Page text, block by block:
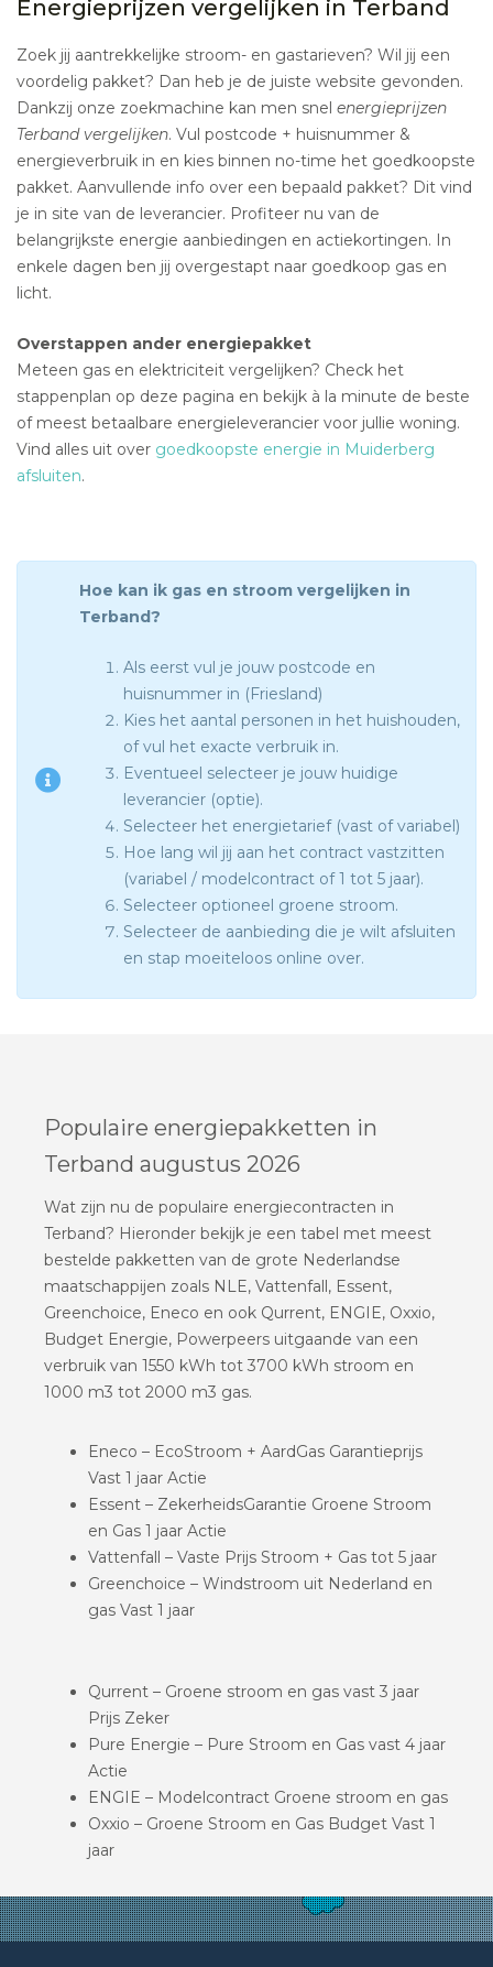
Energieprijzen vergelijken in Terband
Zoek jij aantrekkelijke stroom- en gastarieven? Wil jij een
voordelig pakket? Dan heb je de juiste website gevonden.
Dankzij onze zoekmachine kan men snel energieprijzen
Terband vergelijken. Vul postcode + huisnummer &
energieverbruik in en kies binnen no-time het goedkoopste
pakket. Aanvullende info over een bepaald pakket? Dit vind
je in site van de leverancier. Profiteer nu van de
belangrijkste energie aanbiedingen en actiekortingen. In
enkele dagen ben jij overgestapt naar goedkoop gas en
licht.
Overstappen ander energiepakket
Meteen gas en elektriciteit vergelijken? Check het
stappenplan op deze pagina en bekijk à la minute de beste
of meest betaalbare energieleverancier voor jullie woning.
Vind alles uit over goedkoopste energie in Muiderberg
afsluiten.
Hoe kan ik gas en stroom vergelijken in
Terband?
Als eerst vul je jouw postcode en
huisnummer in (Friesland)
Kies het aantal personen in het huishouden,
of vul het exacte verbruik in.
Eventueel selecteer je jouw huidige
leverancier (optie).
Selecteer het energietarief (vast of variabel)
Hoe lang wil jij aan het contract vastzitten
(variabel / modelcontract of 1 tot 5 jaar).
Selecteer optioneel groene stroom.
Selecteer de aanbieding die je wilt afsluiten
en stap moeiteloos online over.
Populaire energiepakketten in
Terband augustus 2026
Wat zijn nu de populaire energiecontracten in
Terband? Hieronder bekijk je een tabel met meest
bestelde pakketten van de grote Nederlandse
maatschappijen zoals NLE, Vattenfall, Essent,
Greenchoice, Eneco en ook Qurrent, ENGIE, Oxxio,
Budget Energie, Powerpeers uitgaande van een
verbruik van 1550 kWh tot 3700 kWh stroom en
1000 m3 tot 2000 m3 gas.
Eneco – EcoStroom + AardGas Garantieprijs
Vast 1 jaar Actie
Essent – ZekerheidsGarantie Groene Stroom
en Gas 1 jaar Actie
Vattenfall – Vaste Prijs Stroom + Gas tot 5 jaar
Greenchoice – Windstroom uit Nederland en
gas Vast 1 jaar
Qurrent – Groene stroom en gas vast 3 jaar
Prijs Zeker
Pure Energie – Pure Stroom en Gas vast 4 jaar
Actie
ENGIE – Modelcontract Groene stroom en gas
Oxxio – Groene Stroom en Gas Budget Vast 1
jaar